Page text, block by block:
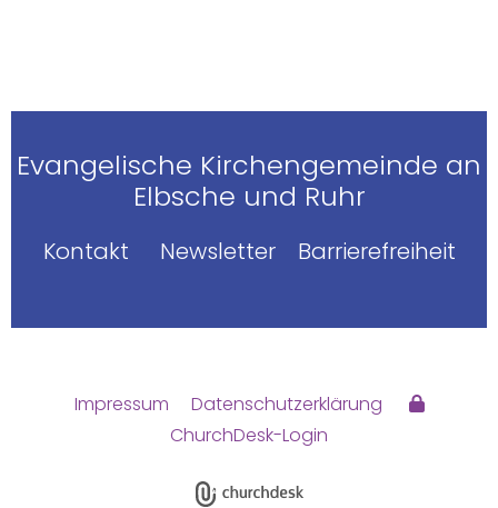
Evangelische Kirchengemeinde an
Elbsche und Ruhr
Kontakt Newsletter Barrierefreiheit
Impressum
Datenschutzerklärung
ChurchDesk-Login